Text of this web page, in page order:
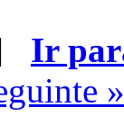
Ir
»